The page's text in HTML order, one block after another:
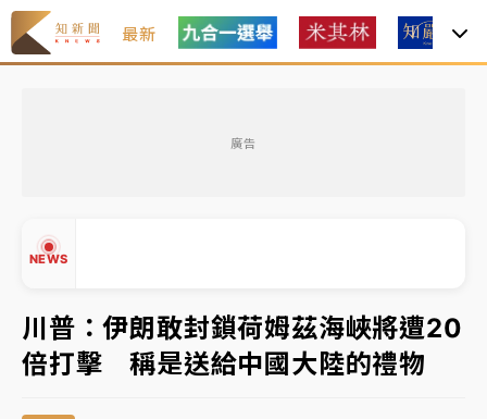
最新
廣告
NEWS
本周爆款短影音｜
蔻蔡玉真開撕爆料
周末精選｜ 跨境網購族注意！EZ Way若改由政府委
任 預算難關如何解？
蔣萬安的建中同學！47歲法律學霸戰桃園 公開上任首
▲
川普：伊朗敢封鎖荷姆茲海峽將遭20
倍打擊 稱是送給中國大陸的禮物